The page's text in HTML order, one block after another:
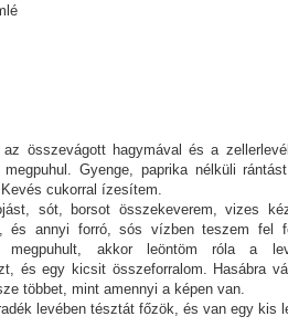
az összevágott hagymával és a
Gyenge, paprika nélküli
cukorral ízesítem.
sót, borsot összekeverem, vizes
és annyi forró, sós vízben teszem fel
megpuhult, akkor leöntöm róla a
és egy kicsit összeforralom. Hasábra
többet, mint amennyi a képen van.
levében tésztát főzök, és van egy kis